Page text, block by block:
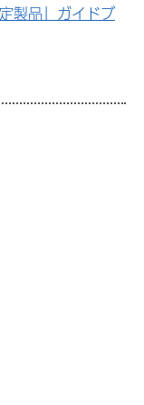
製品」ガイドブ